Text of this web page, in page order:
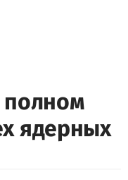
полном
ядерных